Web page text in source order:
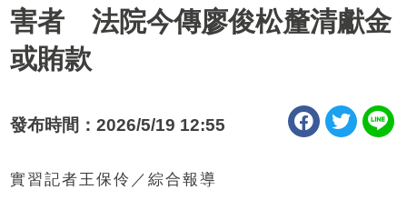
害者 法院今傳廖俊松釐清獻金
或賄款
發布時間：2026/5/19 12:55
實習記者王保伶／綜合報導